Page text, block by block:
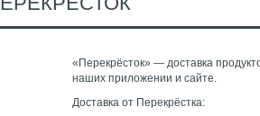
«Перекрёсток» — доставка
наших приложении и сайте.
Доставка от Перекрёстка: